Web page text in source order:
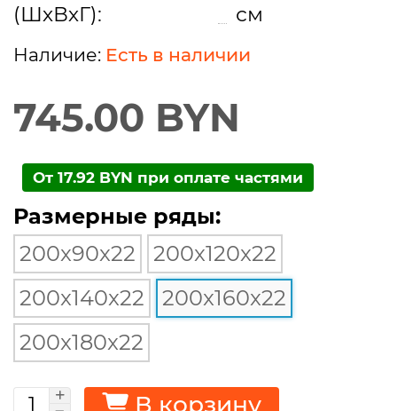
(ШхВхГ):
см
Есть в наличии
745.00 BYN
От 17.92 BYN при оплате частями
Размерные ряды:
200x90x22
200x120x22
200x140x22
200x160x22
200x180x22
В корзину